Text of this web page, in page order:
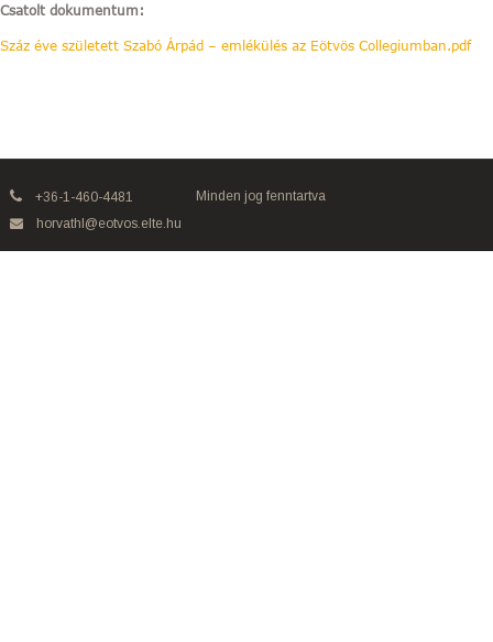
Csatolt dokumentum:
Száz éve született Szabó Árpád – emlékülés az Eötvös Collegiumban.pdf
+36-1-460-4481
horvathl@eotvos.elte.hu
Minden jog fenntartva